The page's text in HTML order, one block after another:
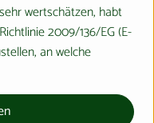
wertschätzen, habt
2009/136/EG (E-
an welche